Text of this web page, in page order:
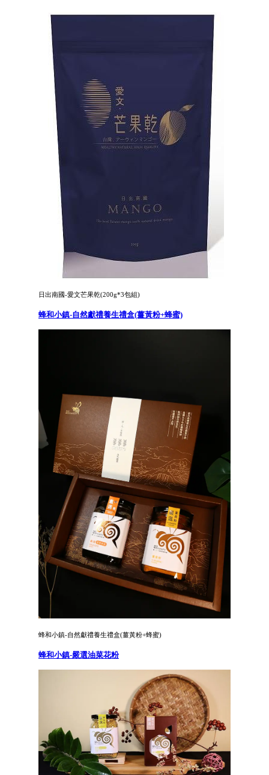
日出南國-愛文芒果乾(200g*3包組)
蜂和小鎮-自然獻禮養生禮盒(薑黃粉+蜂蜜)
蜂和小鎮-自然獻禮養生禮盒(薑黃粉+蜂蜜)
蜂和小鎮-嚴選油菜花粉